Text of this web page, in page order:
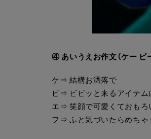
④ あいうえお作文（ケー ビ
ケ⇒ 結構お洒落で
ビ⇒ ビビッと来るアイテム
エ⇒ 笑顔で可愛くておもろ
フ⇒ ふと気づいたらめち